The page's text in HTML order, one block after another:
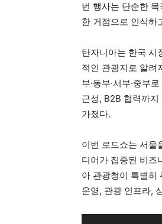
번 행사는 단순한
한 거점으로 인식하
탄자니아는 한국 시
적인 관광지로 알려
부·동부·서부·중부
근성, B2B 협력까
가졌다.
이번 로드쇼는 서울
디어가 집중된 비즈
아 관광청이 특별히
운영, 관광 인프라,